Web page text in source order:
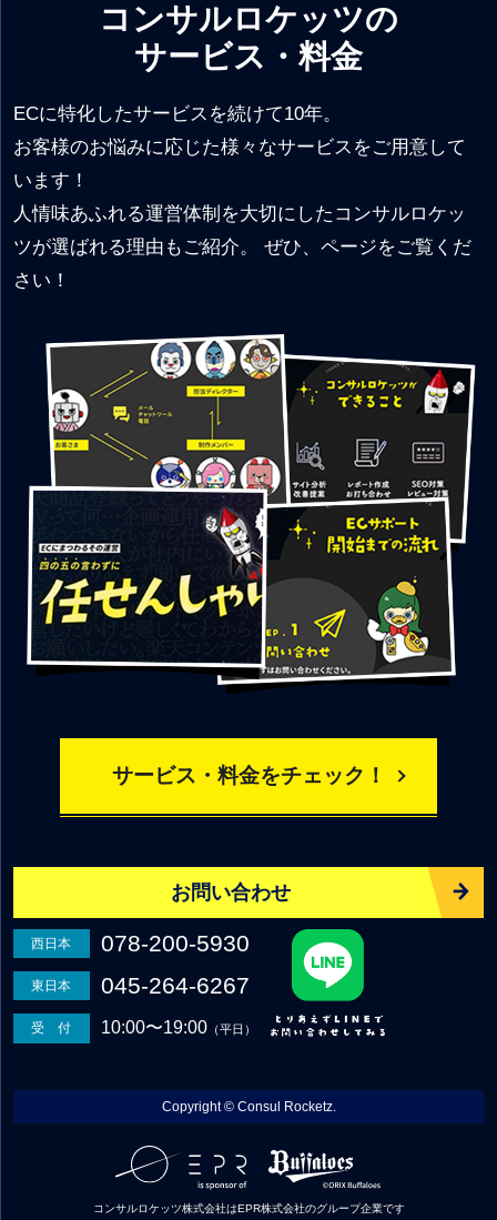
コンサルロケッツの
サービス・料金
ECに特化したサービスを続けて10年。
お客様のお悩みに応じた様々なサービスをご用意して
います！
人情味あふれる運営体制を大切にしたコンサルロケッ
ツが選ばれる理由もご紹介。 ぜひ、ページをご覧くだ
さい！
サービス・料金をチェック！
お問い合わせ
西日本 078-200-5930
東日本 045-264-6267
受 付 10:00〜19:00（平日）
Copyright © Consul Rocketz.
コンサルロケッツ株式会社はEPR株式会社のグループ企業です